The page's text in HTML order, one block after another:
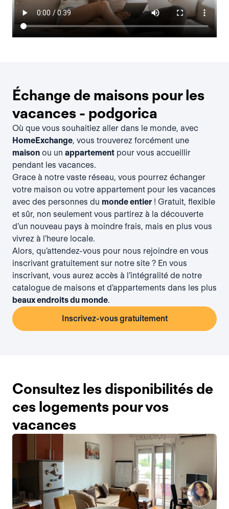
Échange de maisons pour les
vacances - podgorica
Où que vous souhaitiez aller dans le monde, avec
HomeExchange, vous trouverez forcément une
maison ou un appartement pour vous accueillir
pendant les vacances.
Grace à notre vaste réseau, vous pourrez échanger
votre maison ou votre appartement pour les vacances
avec des personnes du monde entier ! Gratuit, flexible
et sûr, non seulement vous partirez à la découverte
d’un nouveau pays à moindre frais, mais en plus vous
vivrez à l’heure locale.
Alors, qu’attendez-vous pour nous rejoindre en vous
inscrivant gratuitement sur notre site ? En vous
inscrivant, vous aurez accès à l’intégralité de notre
catalogue de maisons et d’appartements dans les plus
beaux endroits du monde.
Inscrivez-vous gratuitement
Consultez les disponibilités de
ces logements pour vos
vacances